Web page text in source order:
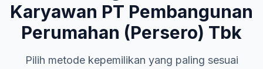
Karyawan PT Pembangunan
Perumahan (Persero) Tbk
Pilih metode kepemilikan yang paling sesuai